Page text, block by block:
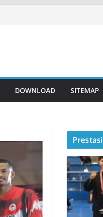
DOWNLOAD SITEMAP
Prestasi